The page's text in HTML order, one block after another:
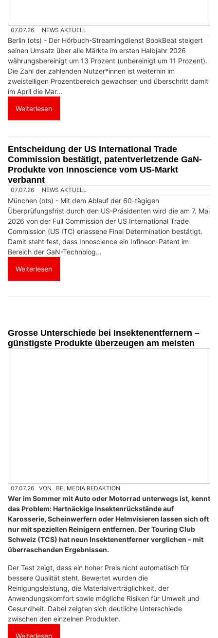
07.07.26 NEWS AKTUELL
Berlin (ots) - Der Hörbuch-Streamingdienst BookBeat steigert
seinen Umsatz über alle Märkte im ersten Halbjahr 2026
währungsbereinigt um 13 Prozent (unbereinigt um 11 Prozent).
Die Zahl der zahlenden Nutzer*innen ist weiterhin im
zweistelligen Prozentbereich gewachsen und überschritt damit
im April die Mar...
Weiterlesen
Entscheidung der US International Trade
Commission bestätigt, patentverletzende GaN-
Produkte von Innoscience vom US-Markt
verbannt
07.07.26 NEWS AKTUELL
München (ots) - Mit dem Ablauf der 60-tägigen
Überprüfungsfrist durch den US-Präsidenten wird die am 7. Mai
2026 von der Full Commission der US International Trade
Commission (US ITC) erlassene Final Determination bestätigt.
Damit steht fest, dass Innoscience ein Infineon-Patent im
Bereich der GaN-Technolog...
Weiterlesen
Grosse Unterschiede bei Insektenentfernern –
günstigste Produkte überzeugen am meisten
07.07.26 VON BELMEDIA REDAKTION
Wer im Sommer mit Auto oder Motorrad unterwegs ist, kennt
das Problem: Hartnäckige Insektenrückstände auf
Karosserie, Scheinwerfern oder Helmvisieren lassen sich oft
nur mit speziellen Reinigern entfernen. Der Touring Club
Schweiz (TCS) hat neun Insektenentferner verglichen – mit
überraschenden Ergebnissen.
Der Test zeigt, dass ein hoher Preis nicht automatisch für
bessere Qualität steht. Bewertet wurden die
Reinigungsleistung, die Materialverträglichkeit, der
Anwendungskomfort sowie mögliche Risiken für Umwelt und
Gesundheit. Dabei zeigten sich deutliche Unterschiede
zwischen den einzelnen Produkten.
Weiterlesen